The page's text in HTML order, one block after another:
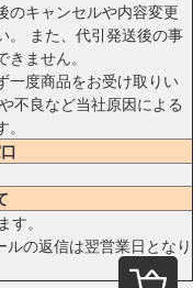
のキャンセルや内容変更
。 また、代引発送後の事
ません。
一度商品をお受け取りい
不良など当社原因による
。
の返信は翌営業日となり